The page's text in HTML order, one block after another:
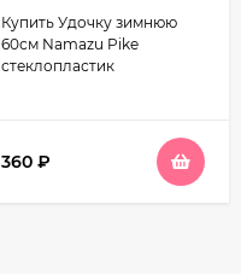
Купить Удочку зимнюю
60см Namazu Pike
стеклопластик
360 ₽